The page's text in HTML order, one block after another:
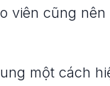
viên cũng
một cách